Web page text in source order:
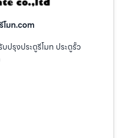
โมท.com
ปรุงประตูรีโมท ประตูรั้ว